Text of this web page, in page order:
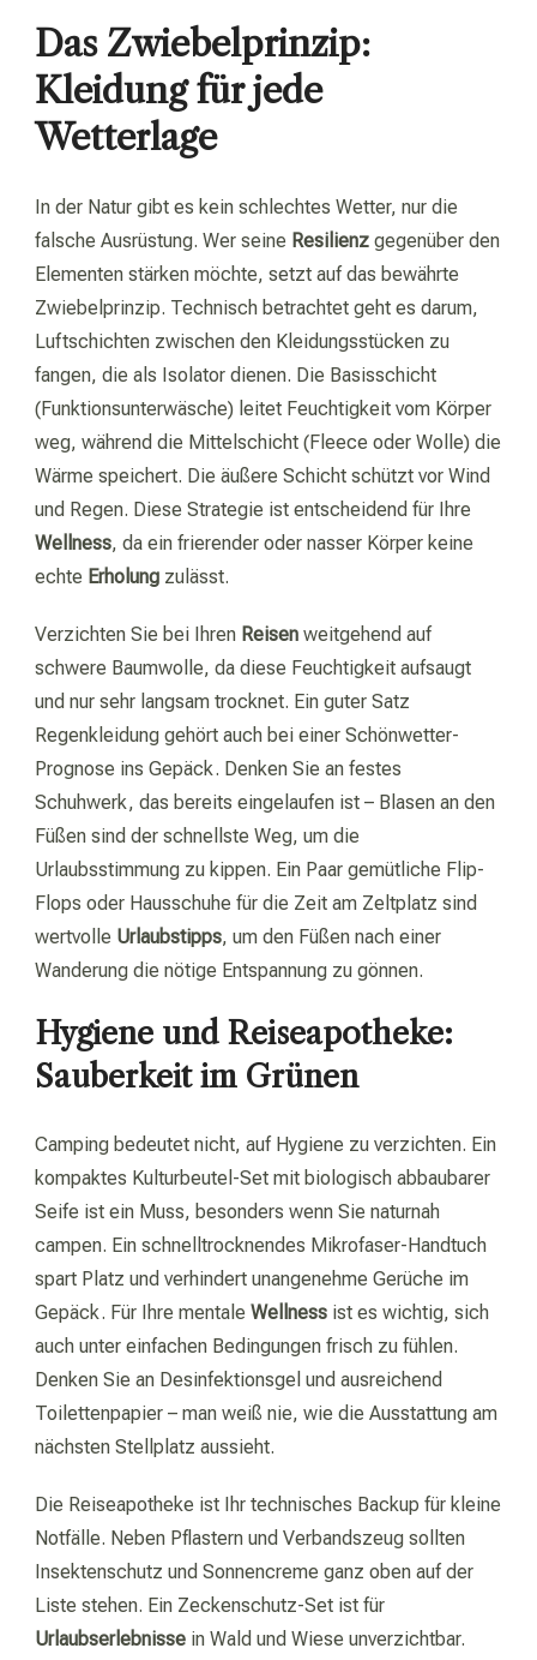
Das Zwiebelprinzip:
Kleidung für jede
Wetterlage
In der Natur gibt es kein schlechtes Wetter, nur die
falsche Ausrüstung. Wer seine Resilienz gegenüber den
Elementen stärken möchte, setzt auf das bewährte
Zwiebelprinzip. Technisch betrachtet geht es darum,
Luftschichten zwischen den Kleidungsstücken zu
fangen, die als Isolator dienen. Die Basisschicht
(Funktionsunterwäsche) leitet Feuchtigkeit vom Körper
weg, während die Mittelschicht (Fleece oder Wolle) die
Wärme speichert. Die äußere Schicht schützt vor Wind
und Regen. Diese Strategie ist entscheidend für Ihre
Wellness, da ein frierender oder nasser Körper keine
echte Erholung zulässt.
Verzichten Sie bei Ihren Reisen weitgehend auf
schwere Baumwolle, da diese Feuchtigkeit aufsaugt
und nur sehr langsam trocknet. Ein guter Satz
Regenkleidung gehört auch bei einer Schönwetter-
Prognose ins Gepäck. Denken Sie an festes
Schuhwerk, das bereits eingelaufen ist – Blasen an den
Füßen sind der schnellste Weg, um die
Urlaubsstimmung zu kippen. Ein Paar gemütliche Flip-
Flops oder Hausschuhe für die Zeit am Zeltplatz sind
wertvolle Urlaubstipps, um den Füßen nach einer
Wanderung die nötige Entspannung zu gönnen.
Hygiene und Reiseapotheke:
Sauberkeit im Grünen
Camping bedeutet nicht, auf Hygiene zu verzichten. Ein
kompaktes Kulturbeutel-Set mit biologisch abbaubarer
Seife ist ein Muss, besonders wenn Sie naturnah
campen. Ein schnelltrocknendes Mikrofaser-Handtuch
spart Platz und verhindert unangenehme Gerüche im
Gepäck. Für Ihre mentale Wellness ist es wichtig, sich
auch unter einfachen Bedingungen frisch zu fühlen.
Denken Sie an Desinfektionsgel und ausreichend
Toilettenpapier – man weiß nie, wie die Ausstattung am
nächsten Stellplatz aussieht.
Die Reiseapotheke ist Ihr technisches Backup für kleine
Notfälle. Neben Pflastern und Verbandszeug sollten
Insektenschutz und Sonnencreme ganz oben auf der
Liste stehen. Ein Zeckenschutz-Set ist für
Urlaubserlebnisse in Wald und Wiese unverzichtbar.